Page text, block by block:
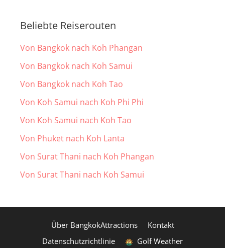
Beliebte Reiserouten
Von Bangkok nach Koh Phangan
Von Bangkok nach Koh Samui
Von Bangkok nach Koh Tao
Von Koh Samui nach Koh Phi Phi
Von Koh Samui nach Koh Tao
Von Phuket nach Koh Lanta
Von Surat Thani nach Koh Phangan
Von Surat Thani nach Koh Samui
Über BangkokAttractions
Kontakt
Datenschutzrichtlinie
Golf Weather